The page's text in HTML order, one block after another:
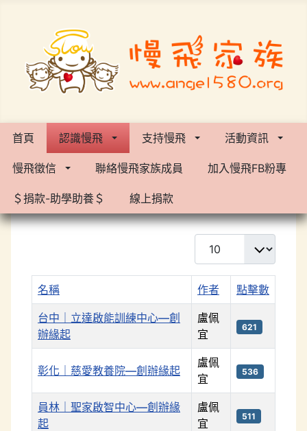
首頁 認識慢飛 支持慢飛 活動資訊
慢飛徵信 聯絡慢飛家族成員 加入慢飛FB粉專
＄捐款-助學助養＄ 線上捐款
每頁顯示條數
名稱 作者 點擊數
台中｜立達啟能訓練中心—創
辦緣起
盧佩
宜
621
彰化｜慈愛教養院—創辦緣起
盧佩
宜
536
員林｜聖家啟智中心—創辦緣
起
盧佩
宜
511